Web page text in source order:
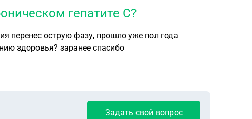
гепатите С?
переводят по документам в хронический. контракт недавно закончился возможно ли уволиться по состоянию здоровья? заранее спасибо
Задать свой вопрос